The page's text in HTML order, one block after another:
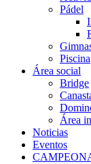
Pádel
Piscina
Área social
Bridge
Área
Noticias
Eventos